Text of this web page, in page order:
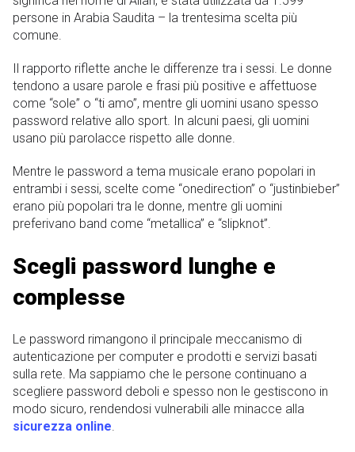
persone in Arabia Saudita – la trentesima scelta più
comune.
Il rapporto riflette anche le differenze tra i sessi. Le donne
tendono a usare parole e frasi più positive e affettuose
come “sole” o “ti amo”, mentre gli uomini usano spesso
password relative allo sport. In alcuni paesi, gli uomini
usano più parolacce rispetto alle donne.
Mentre le password a tema musicale erano popolari in
entrambi i sessi, scelte come “onedirection” o “justinbieber”
erano più popolari tra le donne, mentre gli uomini
preferivano band come “metallica” e “slipknot”.
Scegli password lunghe e
complesse
Le password rimangono il principale meccanismo di
autenticazione per computer e prodotti e servizi basati
sulla rete. Ma sappiamo che le persone continuano a
scegliere password deboli e spesso non le gestiscono in
modo sicuro, rendendosi vulnerabili alle minacce alla
sicurezza online.